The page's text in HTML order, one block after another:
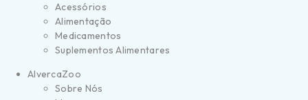
Acessórios
Alimentação
Medicamentos
Suplementos Alimentares
AlvercaZoo
Sobre Nós